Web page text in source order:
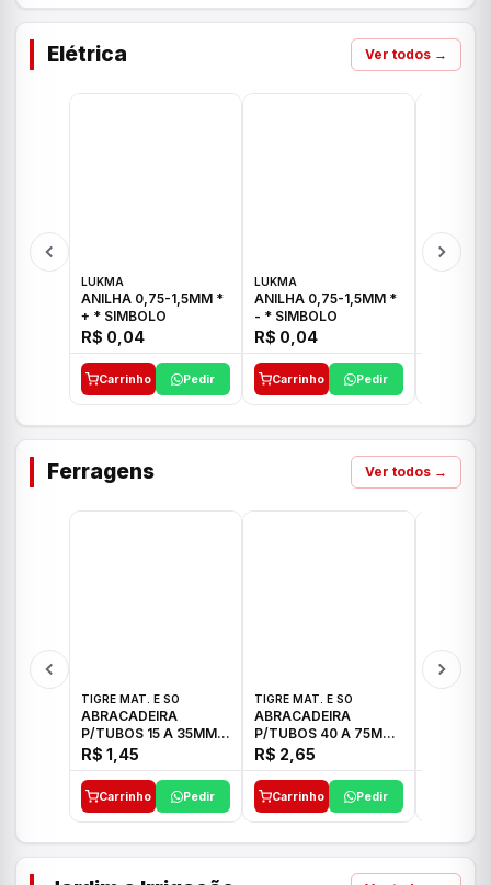
Elétrica Ver todos →
LUKMA
ANILHA 0,75-1,5MM *
+ * SIMBOLO
R$ 0,04
Carrinho Pedir
LUKMA
ANILHA 0,75-1,5MM *
- * SIMBOLO
R$ 0,04
Carrinho Pedir
Ferragens Ver todos →
TIGRE MAT. E SO
ABRACADEIRA
P/TUBOS 15 A 35MM
TIGRE
R$ 1,45
Carrinho Pedir
TIGRE MAT. E SO
ABRACADEIRA
P/TUBOS 40 A 75MM
TIGRE
R$ 2,65
Carrinho Pedir